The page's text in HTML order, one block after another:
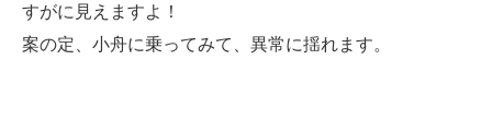
すがに見えますよ！
案の定、小舟に乗ってみて、異常に揺れます。